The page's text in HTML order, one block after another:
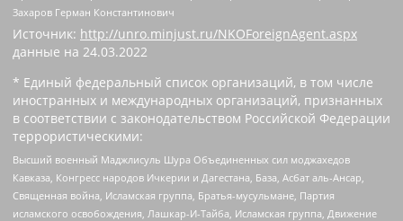
Захаров Герман Константинович
Источник: http://unro.minjust.ru/NKOForeignAgent.aspx
данные на 24.03.2022
* Единый федеральный список организаций, в том числе
иностранных и международных организаций, признанных
в соответствии с законодательством Российской Федерации
террористическими:
Высший военный Маджлисуль Шура Объединенных сил моджахедов
Кавказа, Конгресс народов Ичкерии и Дагестана, База, Асбат аль-Ансар,
Священная война, Исламская группа, Братья-мусульмане, Партия
исламского освобождения, Лашкар-И-Тайба, Исламская группа, Движение